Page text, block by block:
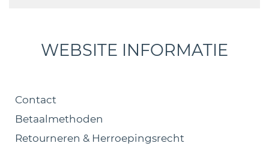
WEBSITE INFORMATIE
Contact
Betaalmethoden
Retourneren & Herroepingsrecht